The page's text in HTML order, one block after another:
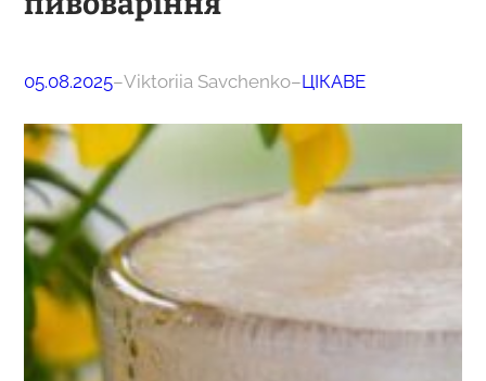
05.08.2025–Viktoriia Savchenko–ЦІКАВЕ